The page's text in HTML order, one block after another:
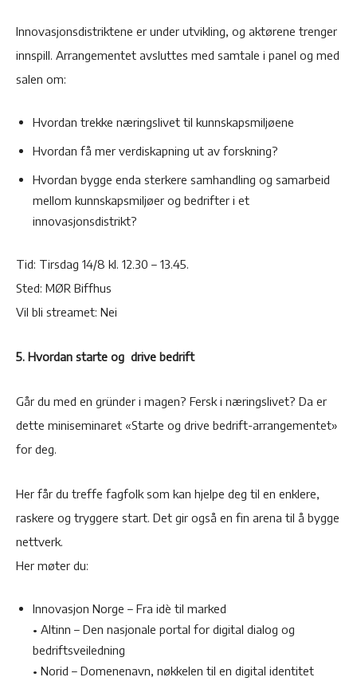
Innovasjonsdistriktene er under utvikling, og aktørene trenger
innspill. Arrangementet avsluttes med samtale i panel og med
salen om:
Hvordan trekke næringslivet til kunnskapsmiljøene
Hvordan få mer verdiskapning ut av forskning?
Hvordan bygge enda sterkere samhandling og samarbeid
mellom kunnskapsmiljøer og bedrifter i et
innovasjonsdistrikt?
Tid: Tirsdag 14/8 kl. 12.30 – 13.45.
Sted: MØR Biffhus
Vil bli streamet: Nei
5. Hvordan starte og drive bedrift
Går du med en gründer i magen? Fersk i næringslivet? Da er
dette miniseminaret «Starte og drive bedrift-arrangementet»
for deg.
Her får du treffe fagfolk som kan hjelpe deg til en enklere,
raskere og tryggere start. Det gir også en fin arena til å bygge
nettverk.
Her møter du:
Innovasjon Norge – Fra idè til marked
• Altinn – Den nasjonale portal for digital dialog og
bedriftsveiledning
• Norid – Domenenavn, nøkkelen til en digital identitet